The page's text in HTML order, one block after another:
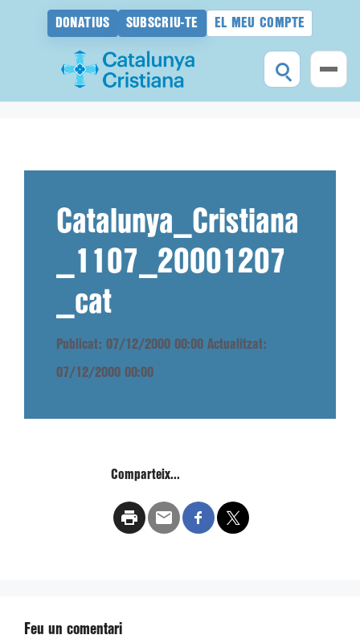
DONATIUS SUBSCRIU-TE EL MEU COMPTE
Catalunya_Cristiana
_1107_20001207
_cat
Publicat: 07/12/2000 00:00 Actualitzat:
07/12/2000 00:00
Comparteix...
Feu un comentari